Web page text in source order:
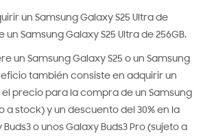
un Samsung Galaxy S25 Ultra de
un Samsung Galaxy S25 Ultra de 256GB.
un Samsung Galaxy S25 o un Samsung
también consiste en adquirir un
el precio para la compra de un Samsung
a stock) y un descuento del 30% en la
o unos Galaxy Buds3 Pro (sujeto a